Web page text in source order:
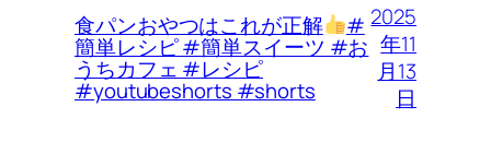
食パンおやつはこれが正解 #
簡単レシピ #簡単スイーツ #お
うちカフェ #レシピ
#youtubeshorts #shorts
2025
年11
月13
日